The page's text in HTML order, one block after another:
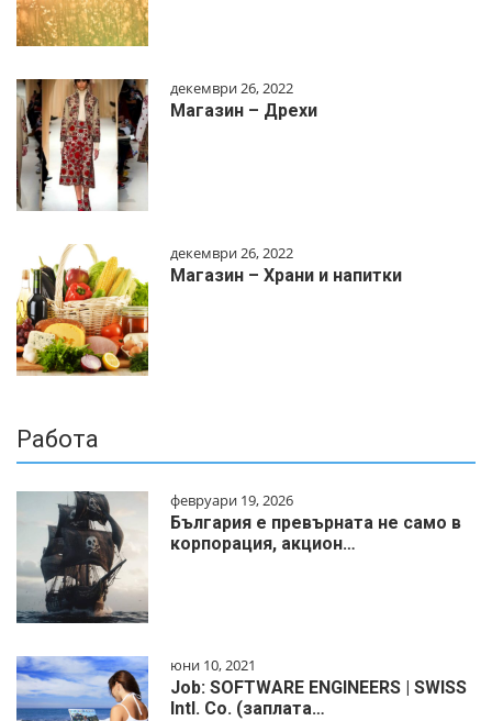
декември 26, 2022
Магазин – Дрехи
декември 26, 2022
Магазин – Храни и напитки
Работа
февруари 19, 2026
България е превърната не само в
корпорация, акцион…
юни 10, 2021
Job: SOFTWARE ENGINEERS | SWISS
Intl. Co. (заплата…